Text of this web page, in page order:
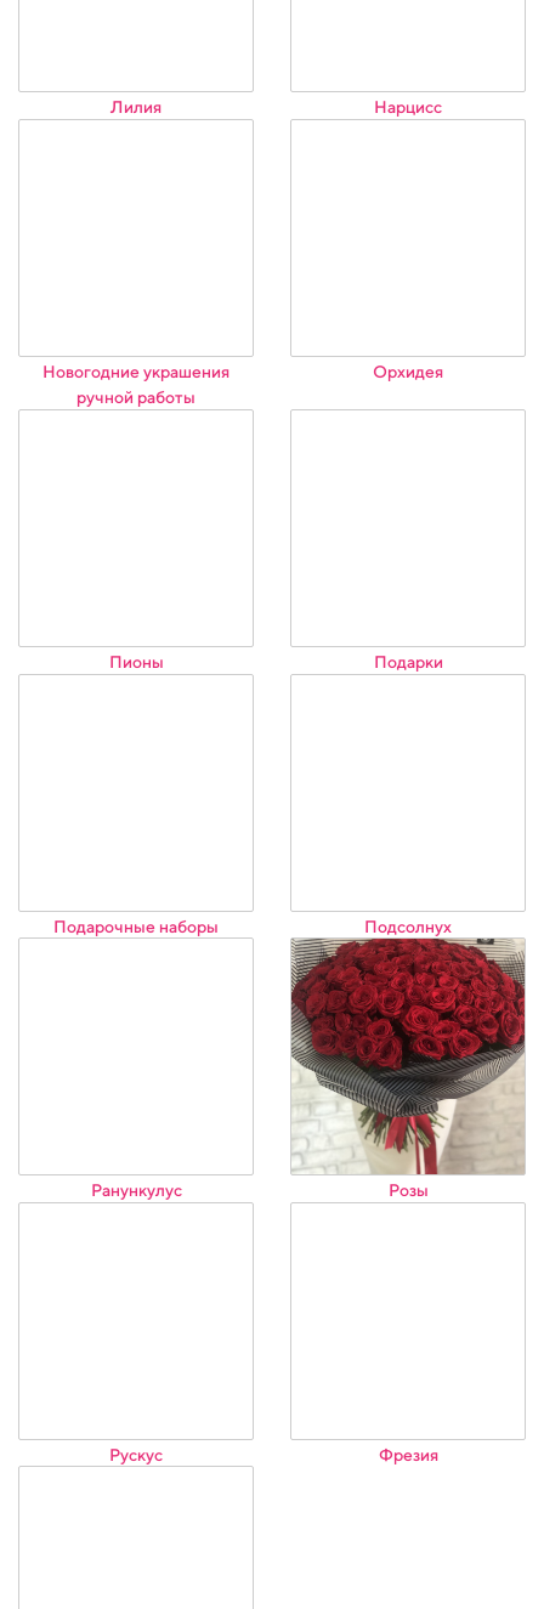
Лилия Нарцисс
Новогодние украшения
ручной работы
Орхидея
Пионы Подарки
Подарочные наборы Подсолнух
Ранункулус Розы
Рускус Фрезия